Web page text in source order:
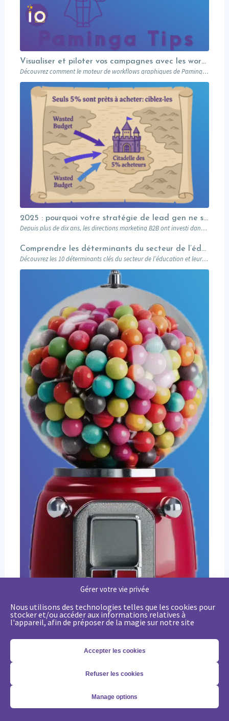
Gérer votre vie privée
Nous utilisons des technologies telles que les cookies pour
stocker et/ou accéder aux informations relatives à
l'appareil, afin de préposer de la magie sur notre site
Accepter les cookies
Refuser les cookies
Manage options
Visualiser et piloter vos campagnes avec les workflows graphiques Paminga.
Découvrez comment le moteur de workflows graphiques de Paminga vous permet de visualiser toute la logique de vos campagnes en un seul coup d’œil — branches conditionnelles, AB tests, waits et intégration Salesforce.
2025 : pourquoi votre stratégie de lead gen ne suffit plus (et comment l’Account-Based Marketing peut relancer vos performances)
Depuis plus de dix ans, les directions marketing B2B ont investi dans des plateformes…
Comprendre les déterminants du secteur de l’éducation et leurs impacts sur le marketing
Découvrez les 10 déterminants clés du secteur de l’éducation et leur impact sur le marketing : attentes des prospects, innovations digitales, impact sociétal, et stratégies pour des campagnes réussies. Un guide complet pour les professionnels du marketing éducatif.